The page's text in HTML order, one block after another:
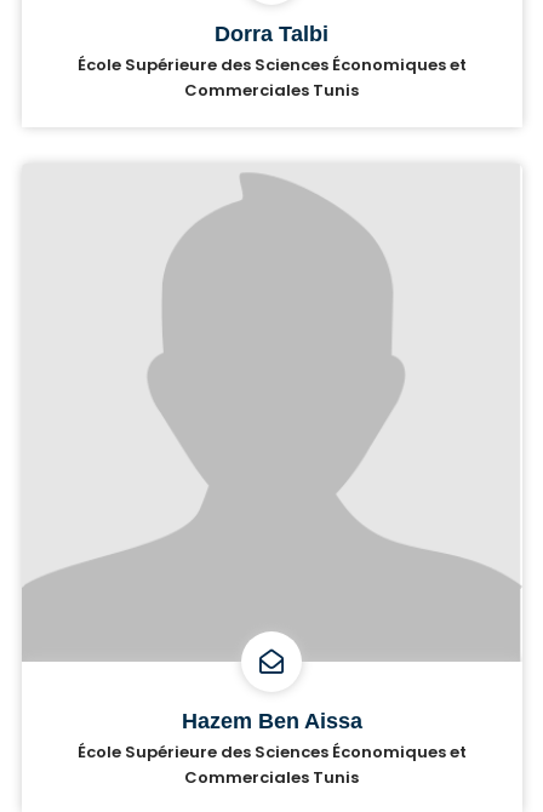
Dorra Talbi
École Supérieure des Sciences Économiques et
Commerciales Tunis
Hazem Ben Aissa
École Supérieure des Sciences Économiques et
Commerciales Tunis